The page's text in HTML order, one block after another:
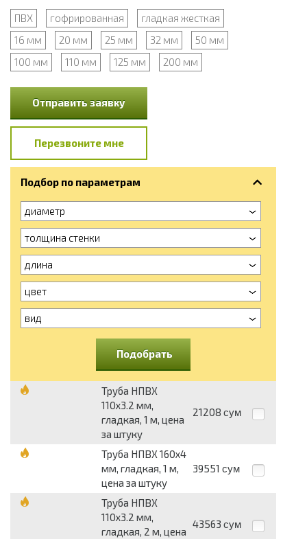
ПВХ гофрированная
гладкая жесткая
16 мм
20 мм 25 мм 32 мм
50 мм
100 мм
110 мм 125 мм 200 мм
Отправить заявку
Перезвоните мне
Подбор по параметрам
диаметр
толщина стенки
длина
цвет
вид
Подобрать
Труба НПВХ
110х3.2 мм,
гладкая, 1 м, цена
за штуку
21208 сум
Труба НПВХ 160х4
мм, гладкая, 1 м,
цена за штуку
39551 сум
Труба НПВХ
110х3.2 мм,
гладкая, 2 м, цена
43563 сум